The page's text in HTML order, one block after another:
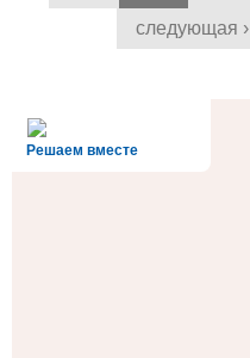
следующая ›
Решаем вместе